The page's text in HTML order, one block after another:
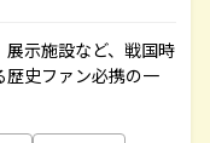
示施設など、戦国時
史ファン必携の一